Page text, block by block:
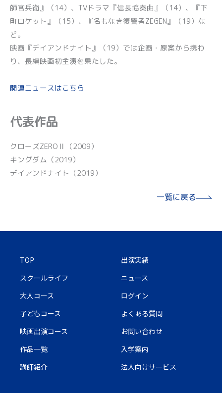
師官兵衛』（14）、TVドラマ『信長協奏曲』（14）、『下
町ロケット』（15）、『名もなき復讐者ZEGEN』（19）な
ど。
映画『デイアンドナイト』（19）では企画・原案から携わ
り、長編映画初主演を果たした。
関連ニュースはこちら
代表作品
クローズZEROⅡ（2009）
キングダム（2019）
デイアンドナイト（2019）
一覧に戻る
TOP
スクールライフ
大人コース
子どもコース
映画出演コース
作品一覧
講師紹介
出演実績
ニュース
ログイン
よくある質問
お問い合わせ
入学案内
法人向けサービス